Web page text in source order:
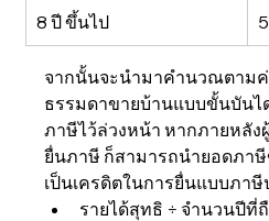
8 ปี ขึ้นไป
จากนั้นจะนำมาคำนวณตาม
ธรรมดาขายบ้านแบบขั้นบันไ
ภาษีไว้ล่วงหน้า หากภายหลัง
ยื่นภาษี ก็สามารถนำยอดภา
เป็นเครดิตในการยื่นแบบภาษี
รายได้สุทธิ ÷ จำนวนปีที่